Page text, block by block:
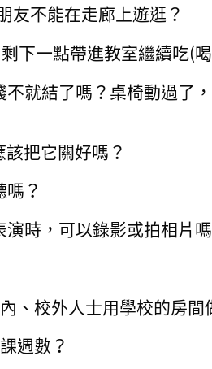
友不能在走廊上遊逛？
下一點帶進教室繼續吃(
就結了嗎？桌椅動過了
把它關好嗎？
？
時，可以錄影或拍相片
、校外人士用學校的房間
週數？